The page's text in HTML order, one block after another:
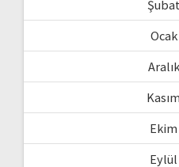
Eylül